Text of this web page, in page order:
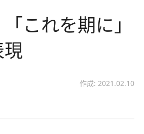
これを期に」
作成: 2021.02.10